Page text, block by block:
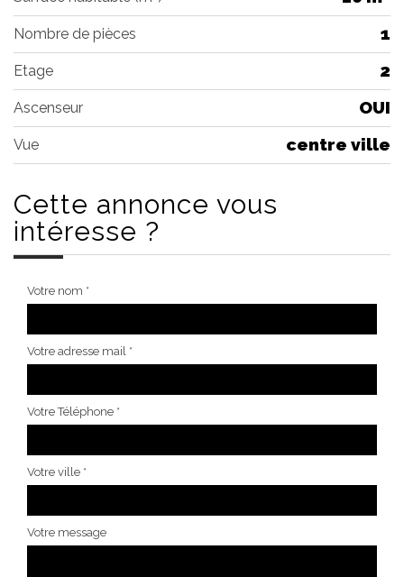
Nombre de pièces 1
Etage 2
Ascenseur OUI
Vue centre ville
Cette annonce vous
intéresse ?
Votre nom *
Votre adresse mail *
Votre Téléphone *
Votre ville *
Votre message